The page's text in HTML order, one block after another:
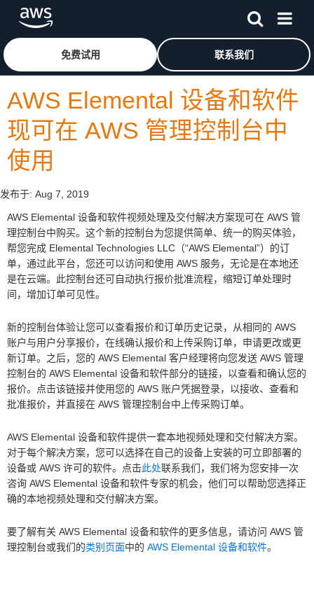
跳至主要内容
免费试用 联系我们
AWS Elemental 设备和软件
现可在 AWS 管理控制台中
使用
发布于: Aug 7, 2019
AWS Elemental 设备和软件视频处理及交付解决方案现可在 AWS 管
理控制台中购买。这个新的控制台为您提供简单、统一的购买体验，
帮您完成 Elemental Technologies LLC（“AWS Elemental”）的订
单，通过此平台，您还可以访问和使用 AWS 服务，无论是在本地还
是在云端。此控制台还可自动执行报价批准流程，缩短订单处理时
间，增加订单可见性。
新的控制台体验让您可以查看报价和订单历史记录，从相同的 AWS
账户与用户分享报价，在线确认报价和上传采购订单，申请更改或更
新订单。之后，您的 AWS Elemental 客户经理将向您发送 AWS 管理
控制台的 AWS Elemental 设备和软件部分的链接，以查看和确认您的
报价。点击该链接并使用您的 AWS 账户凭据登录，以接收、查看和
批准报价，并直接在 AWS 管理控制台中上传采购订单。
AWS Elemental 设备和软件提供一套本地视频处理和交付解决方案。
对于每个解决方案，您可以选择在自己的设备上安装的可立即部署的
设备或 AWS 许可的软件。点击此处联系我们，我们将为您安排一次
咨询 AWS Elemental 设备和软件专家的机会，他们可以帮助您选择正
确的本地视频处理和交付解决方案。
要了解有关 AWS Elemental 设备和软件的更多信息，请访问 AWS 管
理控制台或我们的类别页面中的 AWS Elemental 设备和软件。